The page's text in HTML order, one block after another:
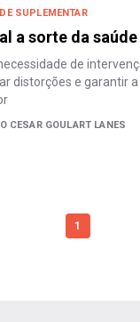
SUPLEMENTAR
a sorte da
de
distorções e garantir
CESAR GOULART LANES
1